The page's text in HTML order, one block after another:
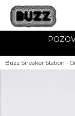
Buzz Sneaker Station -